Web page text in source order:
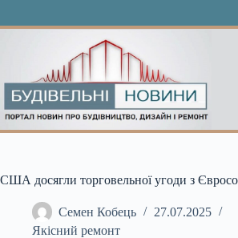
США досягли торговельної угоди з
Семен Кобець
27.07.2025
Якісний ремонт